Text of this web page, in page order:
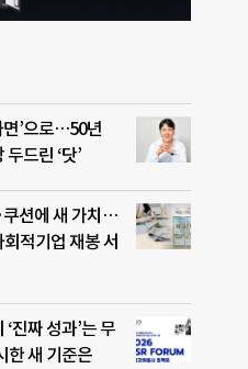
면’으로…50년
드린 ‘닷’
쿠션에 새 가치…
적기업 재봉 서
진짜 성과’는 무
새 기준은